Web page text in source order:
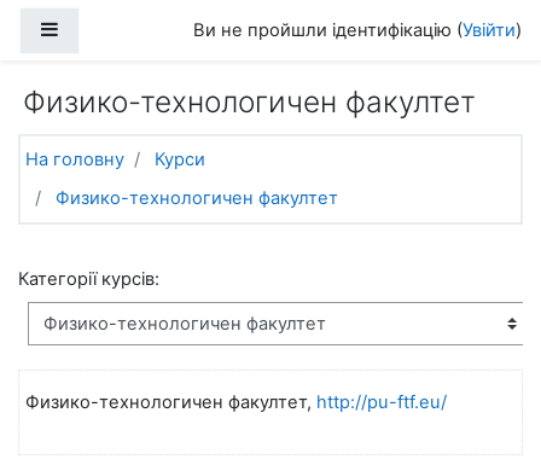
Ви не пройшли ідентифікацію (Увійти)
Физико-технологичен факултет
На головну
Курси
Физико-технологичен факултет
Категорії курсів:
Физико-технологичен факултет, http://pu-ftf.eu/